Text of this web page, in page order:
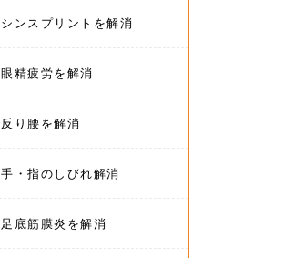
シンスプリントを解消
眼精疲労を解消
反り腰を解消
手・指のしびれ解消
足底筋膜炎を解消